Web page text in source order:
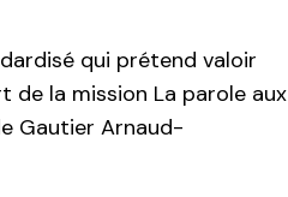
qui prétend valoir
de la mission La parole aux
Gautier Arnaud-